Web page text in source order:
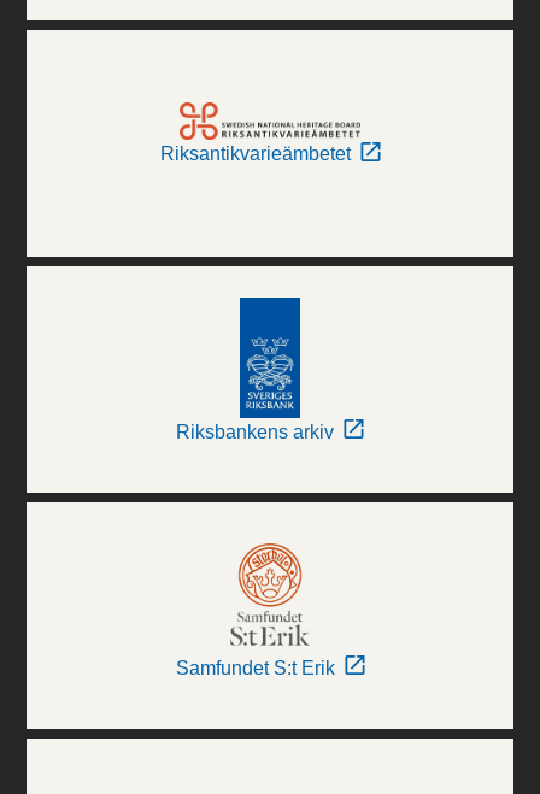
Riksantikvarieämbetet
Riksbankens arkiv
Samfundet S:t Erik